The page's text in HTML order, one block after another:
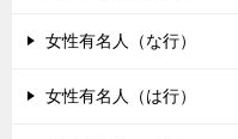
女性有名人（な行）
女性有名人（は行）